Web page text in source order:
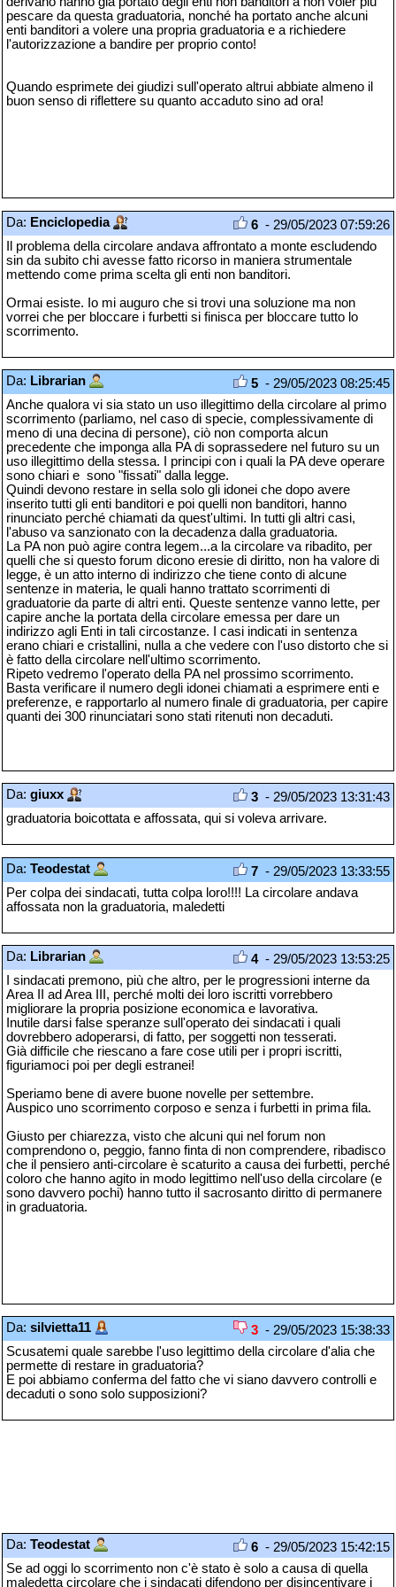
pescare da questa graduatoria, nonché ha portato anche alcuni
enti banditori a volere una propria graduatoria e a richiedere
l'autorizzazione a bandire per proprio conto!
Quando esprimete dei giudizi sull'operato altrui abbiate almeno il
buon senso di riflettere su quanto accaduto sino ad ora!
Da: Enciclopedia 6 - 29/05/2023 07:59:26
Il problema della circolare andava affrontato a monte escludendo
sin da subito chi avesse fatto ricorso in maniera strumentale
mettendo come prima scelta gli enti non banditori.
Ormai esiste. Io mi auguro che si trovi una soluzione ma non
vorrei che per bloccare i furbetti si finisca per bloccare tutto lo
scorrimento.
Da: Librarian 5 - 29/05/2023 08:25:45
Anche qualora vi sia stato un uso illegittimo della circolare al primo
scorrimento (parliamo, nel caso di specie, complessivamente di
meno di una decina di persone), ciò non comporta alcun
precedente che imponga alla PA di soprassedere nel futuro su un
uso illegittimo della stessa. I principi con i quali la PA deve operare
sono chiari e sono "fissati" dalla legge.
Quindi devono restare in sella solo gli idonei che dopo avere
inserito tutti gli enti banditori e poi quelli non banditori, hanno
rinunciato perché chiamati da quest'ultimi. In tutti gli altri casi,
l'abuso va sanzionato con la decadenza dalla graduatoria.
La PA non può agire contra legem...a la circolare va ribadito, per
quelli che si questo forum dicono eresie di diritto, non ha valore di
legge, è un atto interno di indirizzo che tiene conto di alcune
sentenze in materia, le quali hanno trattato scorrimenti di
graduatorie da parte di altri enti. Queste sentenze vanno lette, per
capire anche la portata della circolare emessa per dare un
indirizzo agli Enti in tali circostanze. I casi indicati in sentenza
erano chiari e cristallini, nulla a che vedere con l'uso distorto che si
è fatto della circolare nell'ultimo scorrimento.
Ripeto vedremo l'operato della PA nel prossimo scorrimento.
Basta verificare il numero degli idonei chiamati a esprimere enti e
preferenze, e rapportarlo al numero finale di graduatoria, per capire
quanti dei 300 rinunciatari sono stati ritenuti non decaduti.
Da: giuxx 3 - 29/05/2023 13:31:43
graduatoria boicottata e affossata, qui si voleva arrivare.
Da: Teodestat 7 - 29/05/2023 13:33:55
Per colpa dei sindacati, tutta colpa loro!!!! La circolare andava
affossata non la graduatoria, maledetti
Da: Librarian 4- 29/05/2023 13:53:25
I sindacati premono, più che altro, per le progressioni interne da
Area II ad Area III, perché molti dei loro iscritti vorrebbero
migliorare la propria posizione economica e lavorativa.
Inutile darsi false speranze sull'operato dei sindacati i quali
dovrebbero adoperarsi, di fatto, per soggetti non tesserati.
Già difficile che riescano a fare cose utili per i propri iscritti,
figuriamoci poi per degli estranei!
Speriamo bene di avere buone novelle per settembre.
Auspico uno scorrimento corposo e senza i furbetti in prima fila.
Giusto per chiarezza, visto che alcuni qui nel forum non
comprendono o, peggio, fanno finta di non comprendere, ribadisco
che il pensiero anti-circolare è scaturito a causa dei furbetti, perché
coloro che hanno agito in modo legittimo nell'uso della circolare (e
sono davvero pochi) hanno tutto il sacrosanto diritto di permanere
in graduatoria.
Da: silvietta11 3 - 29/05/2023 15:38:33
Scusatemi quale sarebbe l'uso legittimo della circolare d'alia che
permette di restare in graduatoria?
E poi abbiamo conferma del fatto che vi siano davvero controlli e
decaduti o sono solo supposizioni?
Da: Teodestat 6 - 29/05/2023 15:42:15
Se ad oggi lo scorrimento non c'è stato è solo a causa di quella
maledetta circolare che i sindacati difendono per disincentivare i